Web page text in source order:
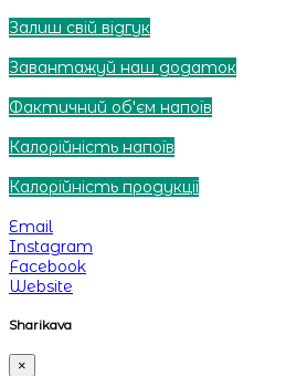
Залиш свій відгук
Завантажуй наш додаток
Фактичний об'єм напоїв
Калорійність напоїв
Калорійність продукції
Email
Instagram
Facebook
Website
Sharikava
×